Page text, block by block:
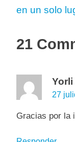
en un solo
21
Yorli
27
Gracias por la